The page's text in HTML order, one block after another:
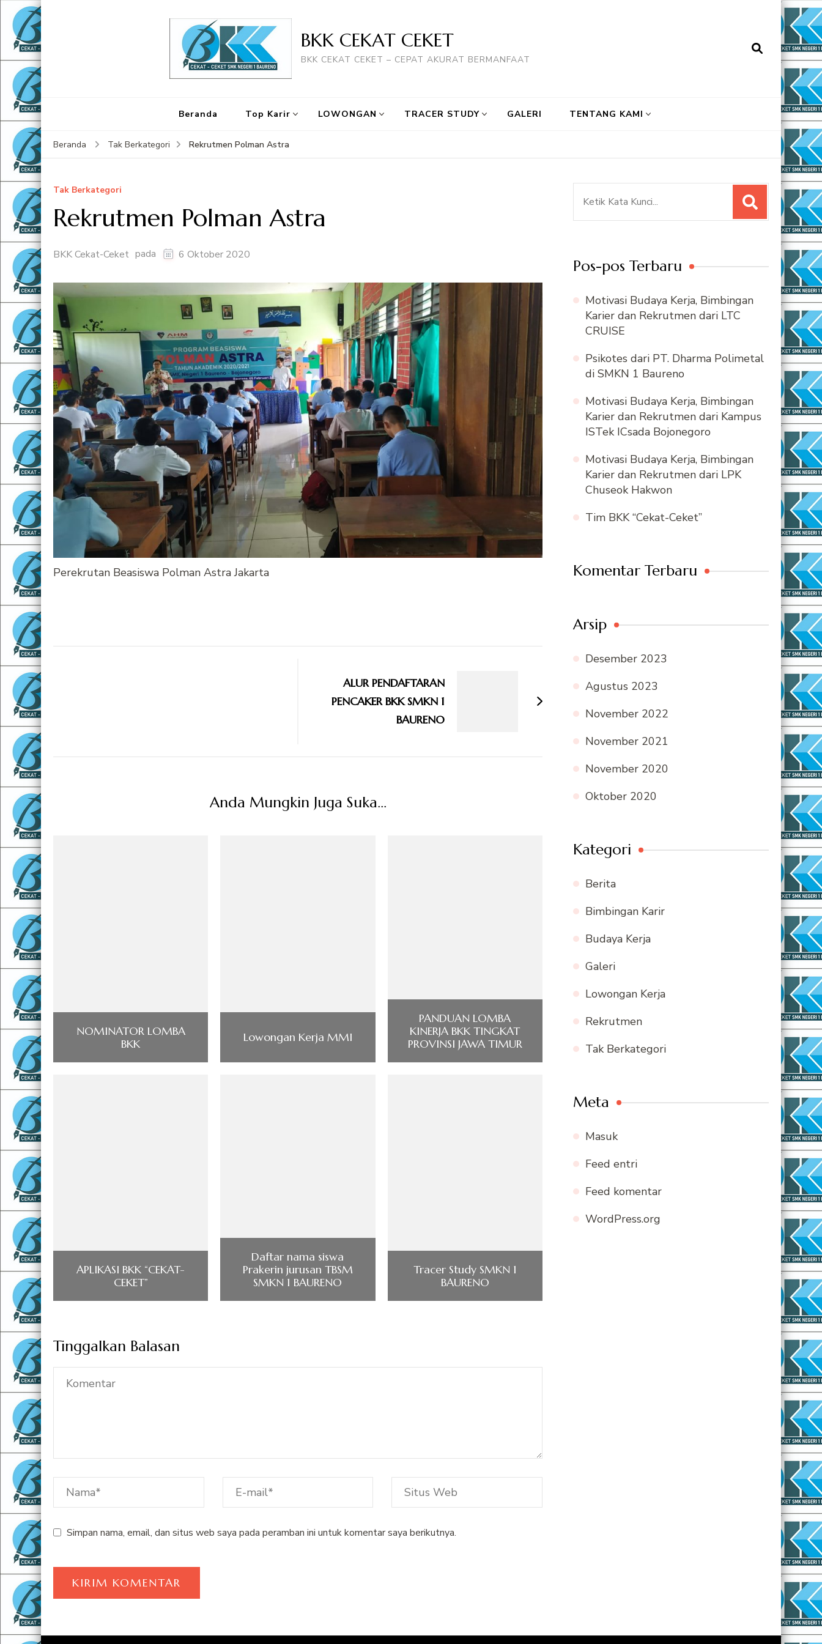
BKK CEKAT CEKET
BKK CEKAT CEKET – CEPAT AKURAT BERMANFAAT
Beranda Top Karir LOWONGAN TRACER STUDY GALERI TENTANG KAMI
Beranda Tak Berkategori Rekrutmen Polman Astra
Tak Berkategori
Rekrutmen Polman Astra
BKK Cekat-Ceket pada 6 Oktober 2020
Perekrutan Beasiswa Polman Astra Jakarta
ALUR PENDAFTARAN
PENCAKER BKK SMKN 1
BAURENO
Anda Mungkin Juga Suka...
NOMINATOR LOMBA
BKK
Lowongan Kerja MMI
PANDUAN LOMBA
KINERJA BKK TINGKAT
PROVINSI JAWA TIMUR
APLIKASI BKK “CEKAT-
CEKET”
Daftar nama siswa
Prakerin jurusan TBSM
SMKN 1 BAURENO
Tracer Study SMKN 1
BAURENO
Tinggalkan Balasan
Simpan nama, email, dan situs web saya pada peramban ini untuk komentar saya berikutnya.
Pos-pos Terbaru
Motivasi Budaya Kerja, Bimbingan
Karier dan Rekrutmen dari LTC
CRUISE
Psikotes dari PT. Dharma Polimetal
di SMKN 1 Baureno
Motivasi Budaya Kerja, Bimbingan
Karier dan Rekrutmen dari Kampus
ISTek ICsada Bojonegoro
Motivasi Budaya Kerja, Bimbingan
Karier dan Rekrutmen dari LPK
Chuseok Hakwon
Tim BKK “Cekat-Ceket”
Komentar Terbaru
Arsip
Desember 2023
Agustus 2023
November 2022
November 2021
November 2020
Oktober 2020
Kategori
Berita
Bimbingan Karir
Budaya Kerja
Galeri
Lowongan Kerja
Rekrutmen
Tak Berkategori
Meta
Masuk
Feed entri
Feed komentar
WordPress.org